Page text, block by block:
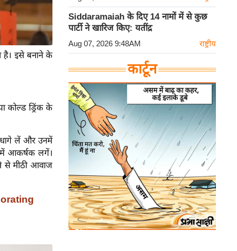
है। इसे बनाने के
कोल्ड ड्रिंक के
लें और उनमें
में आकर्षक लगें।
से मीठी आवाज
Siddaramaiah के दिए 14 नामों में से कुछ
पार्टी ने खारिज किए: यतींद्र
Aug 07, 2026 9:48AM राष्ट्रीय
कार्टून